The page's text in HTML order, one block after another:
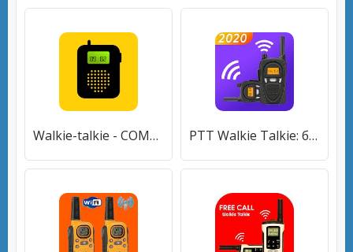
Walkie-talkie - COMMUNICATION PTT Walkie Talkie: бесплатный звонок без интернета